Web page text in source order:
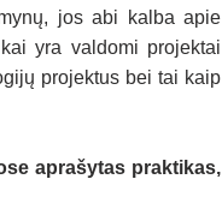
jos abi kalba apie
yra valdomi projektai
projektus bei tai kaip
aprašytas praktikas,